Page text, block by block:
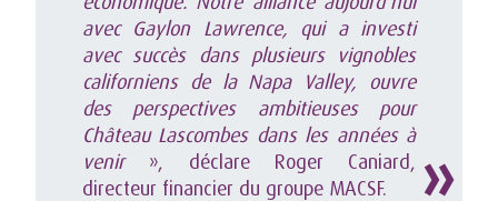
avec Gaylon Lawrence, qui a investi
avec succès dans plusieurs vignobles
californiens de la Napa Valley, ouvre
des perspectives ambitieuses pour
Château Lascombes dans les années à
venir», déclare Roger Caniard,
directeur financier du groupe MACSF.